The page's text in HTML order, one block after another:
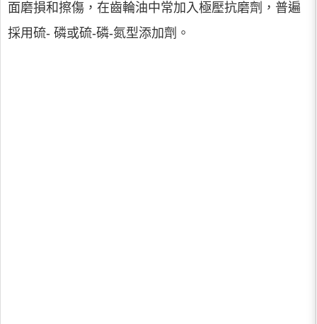
面磨損和擦傷，在齒輪油中常加入極壓抗磨劑，普遍
採用硫- 磷或硫-磷-氮型添加劑。